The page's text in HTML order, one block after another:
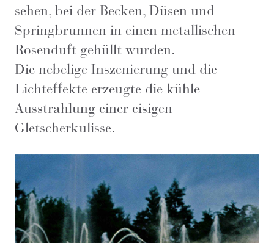
sehen, bei der Becken, Düsen und
Springbrunnen in einen metallischen
Rosenduft gehüllt wurden.
Die nebelige Inszenierung und die
Lichteffekte erzeugte die kühle
Ausstrahlung einer eisigen
Gletscherkulisse.